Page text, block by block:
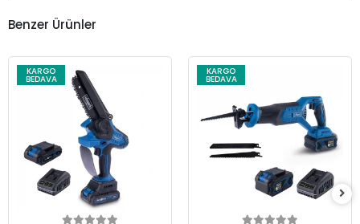
Benzer Ürünler
KARGO
BEDAVA
KARGO
BEDAVA